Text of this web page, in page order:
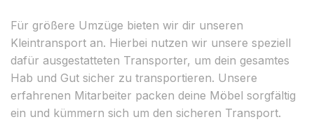
Für größere Umzüge bieten wir dir unseren
Kleintransport an. Hierbei nutzen wir unsere speziell
dafür ausgestatteten Transporter, um dein gesamtes
Hab und Gut sicher zu transportieren. Unsere
erfahrenen Mitarbeiter packen deine Möbel sorgfältig
ein und kümmern sich um den sicheren Transport.